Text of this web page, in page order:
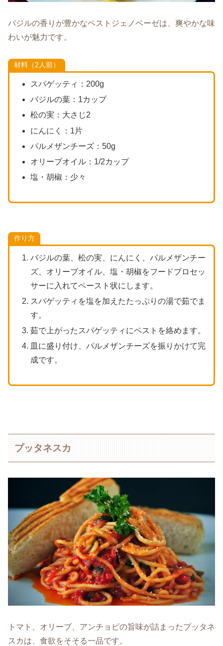
バジルの香りが豊かなペストジェノベーゼは、爽やかな味
わいが魅力です。
材料（2人前）
スパゲッティ：200g
バジルの葉：1カップ
松の実：大さじ2
にんにく：1片
パルメザンチーズ：50g
オリーブオイル：1/2カップ
塩・胡椒：少々
作り方
バジルの葉、松の実、にんにく、パルメザンチー
ズ、オリーブオイル、塩・胡椒をフードプロセッ
サーに入れてペースト状にします。
スパゲッティを塩を加えたたっぷりの湯で茹でま
す。
茹で上がったスパゲッティにペストを絡めます。
皿に盛り付け、パルメザンチーズを振りかけて完
成です。
プッタネスカ
トマト、オリーブ、アンチョビの旨味が詰まったプッタネ
スカは、食欲をそそる一品です。